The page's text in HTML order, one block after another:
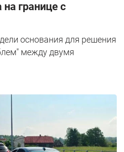
на границе с
основания для решения
между двумя